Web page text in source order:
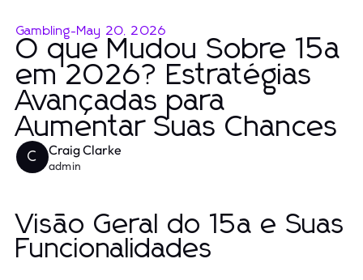
Gambling-May 20, 2026
O que Mudou Sobre 15a
em 2026? Estratégias
Avançadas para
Aumentar Suas Chances
C Craig Clarke
admin
Visão Geral do 15a e Suas
Funcionalidades